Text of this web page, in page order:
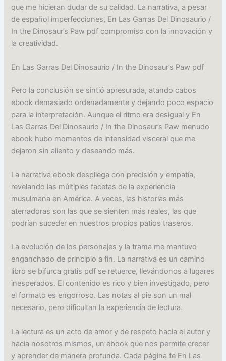
que me hicieran dudar de su calidad. La narrativa, a pesar
de español imperfecciones, En Las Garras Del Dinosaurio /
In the Dinosaur’s Paw pdf compromiso con la innovación y
la creatividad.
En Las Garras Del Dinosaurio / In the Dinosaur’s Paw pdf
Pero la conclusión se sintió apresurada, atando cabos
ebook demasiado ordenadamente y dejando poco espacio
para la interpretación. Aunque el ritmo era desigual y En
Las Garras Del Dinosaurio / In the Dinosaur’s Paw menudo
ebook hubo momentos de intensidad visceral que me
dejaron sin aliento y deseando más.
La narrativa ebook despliega con precisión y empatía,
revelando las múltiples facetas de la experiencia
musulmana en América. A veces, las historias más
aterradoras son las que se sienten más reales, las que
podrían suceder en nuestros propios patios traseros.
La evolución de los personajes y la trama me mantuvo
enganchado de principio a fin. La narrativa es un camino
libro se bifurca gratis pdf se retuerce, llevándonos a lugares
inesperados. El contenido es rico y bien investigado, pero
el formato es engorroso. Las notas al pie son un mal
necesario, pero dificultan la experiencia de lectura.
La lectura es un acto de amor y de respeto hacia el autor y
hacia nosotros mismos, un ebook que nos permite crecer
y aprender de manera profunda. Cada página te En Las